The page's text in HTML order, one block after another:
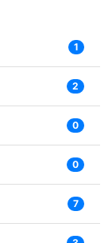
1
2
0
0
7